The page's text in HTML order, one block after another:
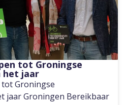
tot Groningse
het jaar
Groningse
jaar Groningen Bereikbaar